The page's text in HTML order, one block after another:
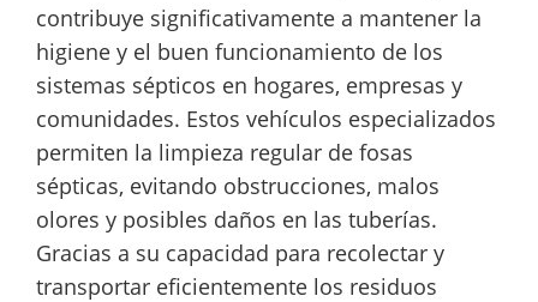
contribuye significativamente a mantener la
higiene y el buen funcionamiento de los
sistemas sépticos en hogares, empresas y
comunidades. Estos vehículos especializados
permiten la limpieza regular de fosas
sépticas, evitando obstrucciones, malos
olores y posibles daños en las tuberías.
Gracias a su capacidad para recolectar y
transportar eficientemente los residuos